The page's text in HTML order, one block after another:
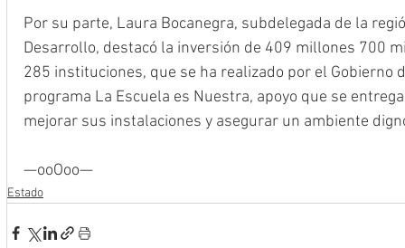
Por su parte, Laura Bocanegra, subdelegada de la
Desarrollo, destacó la inversión de 409 millones 700
285 instituciones, que se ha realizado por el Gobierno
programa La Escuela es Nuestra, apoyo que se
mejorar sus instalaciones y asegurar un ambiente
—ooOoo—
Estado